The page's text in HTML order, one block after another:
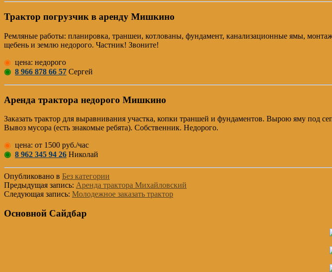
Трактор погрузчик в аренду Мишкино
Pемляные работы: планировка, траншеи, котлованы, фундамент, канализационные ямы,
щебень и землю недорого. Частник! Звоните!
◉ цена: недорого
◉ 8 966 878 66 57 Сергей
Аренда трактора недорого Мишкино
Заказать трактор для выравнивания участка, копки траншей и фундаментов. Вырою яму под
Вывоз мусора (есть знакомые ребята). Собственник. Недорого.
◉ цена: от 1500 руб./час
◉ 8 962 345 94 26 Николай
Опубликовано в Без категории
Предыдущая запись: Аренда трактора Михайловский
Следующая запись: Молодежное заказать трактор
Основной Сайдбар